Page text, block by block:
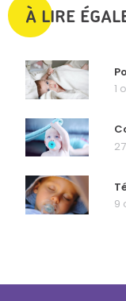
À LIRE
1
9